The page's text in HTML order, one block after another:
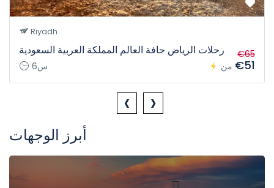
Riyadh
رحلات الرياض حافة العالم المملكة العربية السعودية
6س من
€65
€51
‹ ›
أبرز الوجهات